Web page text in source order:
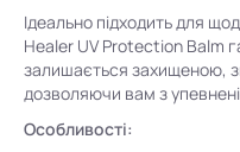
Ідеально підходить для
Healer UV Protection Balm
залишається захищеною,
дозволяючи вам з
Особливості: